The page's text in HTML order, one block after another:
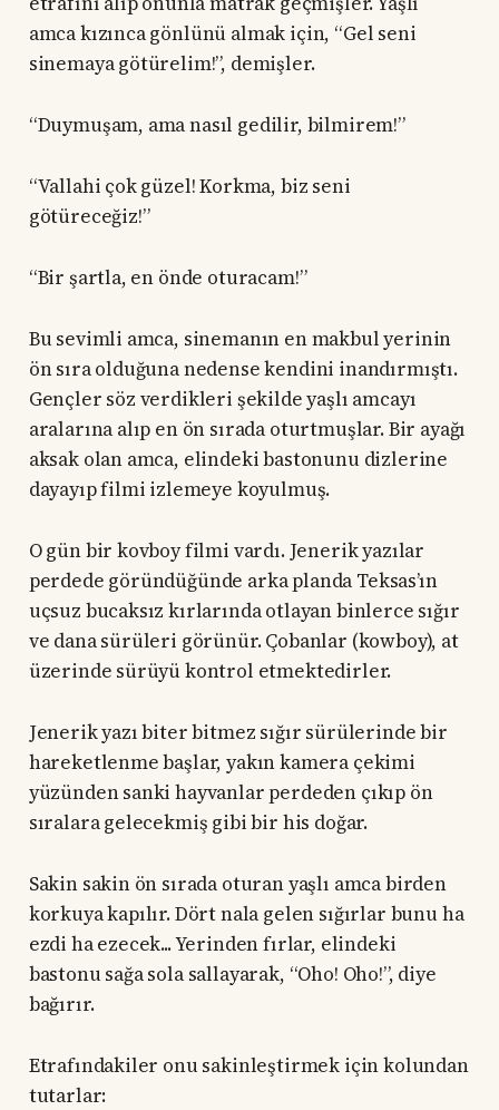
amca kızınca gönlünü almak için, “Gel seni
sinemaya götürelim!”, demişler.
“Duymuşam, ama nasıl gedilir, bilmirem!”
“Vallahi çok güzel! Korkma, biz seni
götüreceğiz!”
“Bir şartla, en önde oturacam!”
Bu sevimli amca, sinemanın en makbul yerinin
ön sıra olduğuna nedense kendini inandırmıştı.
Gençler söz verdikleri şekilde yaşlı amcayı
aralarına alıp en ön sırada oturtmuşlar. Bir ayağı
aksak olan amca, elindeki bastonunu dizlerine
dayayıp filmi izlemeye koyulmuş.
O gün bir kovboy filmi vardı. Jenerik yazılar
perdede göründüğünde arka planda Teksas’ın
uçsuz bucaksız kırlarında otlayan binlerce sığır
ve dana sürüleri görünür. Çobanlar (kowboy), at
üzerinde sürüyü kontrol etmektedirler.
Jenerik yazı biter bitmez sığır sürülerinde bir
hareketlenme başlar, yakın kamera çekimi
yüzünden sanki hayvanlar perdeden çıkıp ön
sıralara gelecekmiş gibi bir his doğar.
Sakin sakin ön sırada oturan yaşlı amca birden
korkuya kapılır. Dört nala gelen sığırlar bunu ha
ezdi ha ezecek... Yerinden fırlar, elindeki
bastonu sağa sola sallayarak, “Oho! Oho!”, diye
bağırır.
Etrafındakiler onu sakinleştirmek için kolundan
tutarlar: